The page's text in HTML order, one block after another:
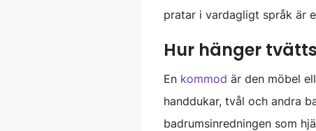
pratar i vardagligt språk är
Hur hänger
En kommod är den möbel
handdukar, tvål och andra
badrumsinredningen som